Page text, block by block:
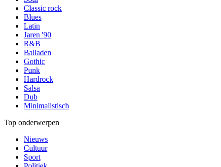
Classic rock
Blues
Latin
Jaren '90
R&B
Balladen
Gothic
Punk
Hardrock
Salsa
Dub
Minimalistisch
Top onderwerpen
Nieuws
Cultuur
Sport